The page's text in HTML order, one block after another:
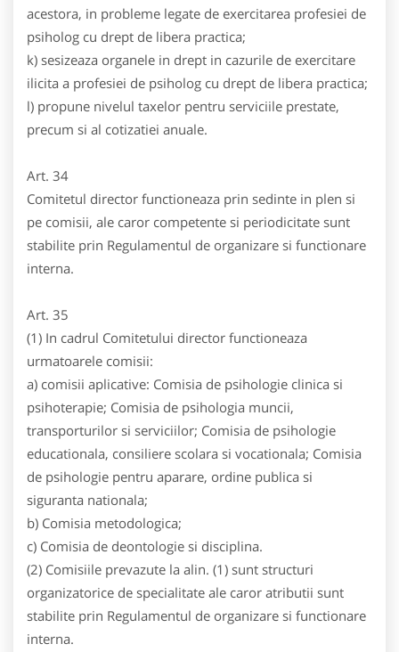
acestora, in probleme legate de exercitarea profesiei de
psiholog cu drept de libera practica;
k) sesizeaza organele in drept in cazurile de exercitare
ilicita a profesiei de psiholog cu drept de libera practica;
l) propune nivelul taxelor pentru serviciile prestate,
precum si al cotizatiei anuale.
Art. 34
Comitetul director functioneaza prin sedinte in plen si
pe comisii, ale caror competente si periodicitate sunt
stabilite prin Regulamentul de organizare si functionare
interna.
Art. 35
(1) In cadrul Comitetului director functioneaza
urmatoarele comisii:
a) comisii aplicative: Comisia de psihologie clinica si
psihoterapie; Comisia de psihologia muncii,
transporturilor si serviciilor; Comisia de psihologie
educationala, consiliere scolara si vocationala; Comisia
de psihologie pentru aparare, ordine publica si
siguranta nationala;
b) Comisia metodologica;
c) Comisia de deontologie si disciplina.
(2) Comisiile prevazute la alin. (1) sunt structuri
organizatorice de specialitate ale caror atributii sunt
stabilite prin Regulamentul de organizare si functionare
interna.